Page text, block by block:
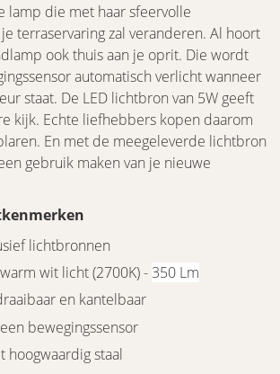
lamp die met haar sfeervolle
terraservaring zal veranderen. Al hoort
ook thuis aan je oprit. Die wordt
automatisch verlicht wanneer
staat. De LED lichtbron van 5W geeft
kijk. Echte liefhebbers kopen daarom
En met de meegeleverde lichtbron
gebruik maken van je nieuwe
lichtbronnen
wit licht (2700K) - 350 Lm
en kantelbaar
bewegingssensor
hoogwaardig staal